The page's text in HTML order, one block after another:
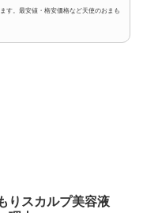
す。最安値・格安価格など天使のおまも
りスカルプ美容液